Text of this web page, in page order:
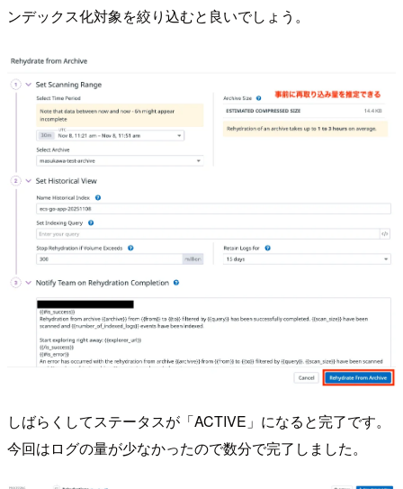
ンデックス化対象を絞り込むと良いでしょう。
しばらくしてステータスが「ACTIVE」になると完了です。
今回はログの量が少なかったので数分で完了しました。